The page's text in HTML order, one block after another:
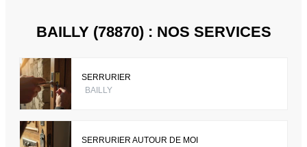
BAILLY (78870) : NOS SERVICES
SERRURIER
BAILLY
SERRURIER AUTOUR DE MOI